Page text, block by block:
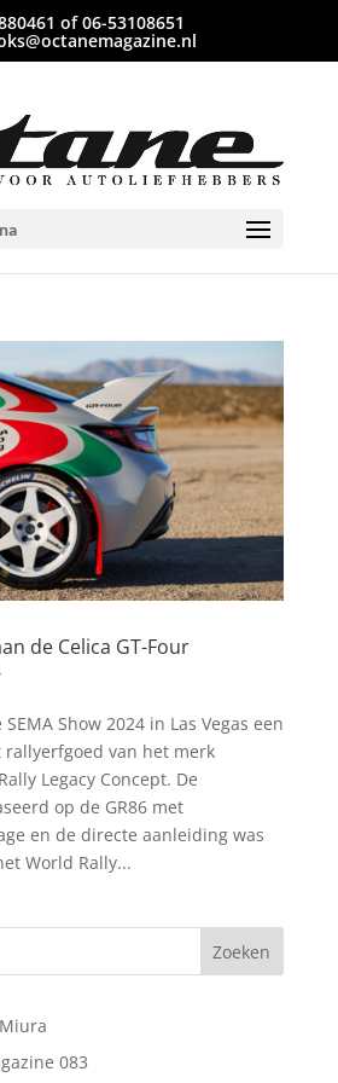
of 06-53108651
de Celica GT-Four
Show 2024 in Las Vegas een
van het merk
Legacy Concept. De
op de GR86 met
en de directe aanleiding was
World Rally...
083